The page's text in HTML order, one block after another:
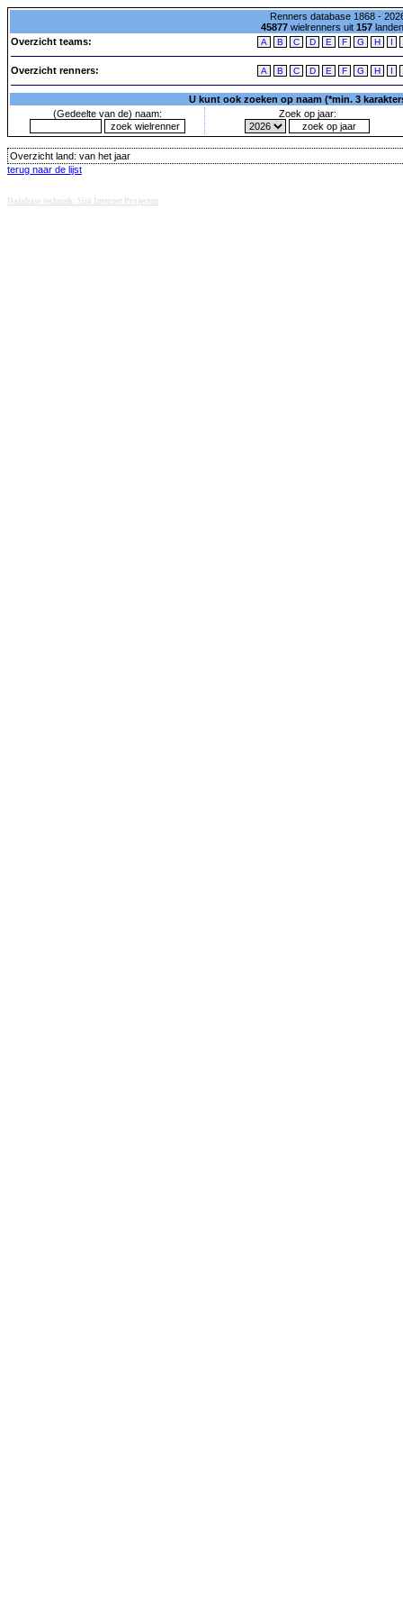
Renners database 1868 -
45877wielrenners uit 157
Overzicht teams:
A B C D E F G H I
Overzicht renners: A B C D E F G H I
U kunt ook zoeken op naam (*min. 3
(Gedeelte van de) naam:
Zoek op jaar:
Overzicht land: van het jaar
terug naar de lijst
Database techniek: Sini Internet Projecten